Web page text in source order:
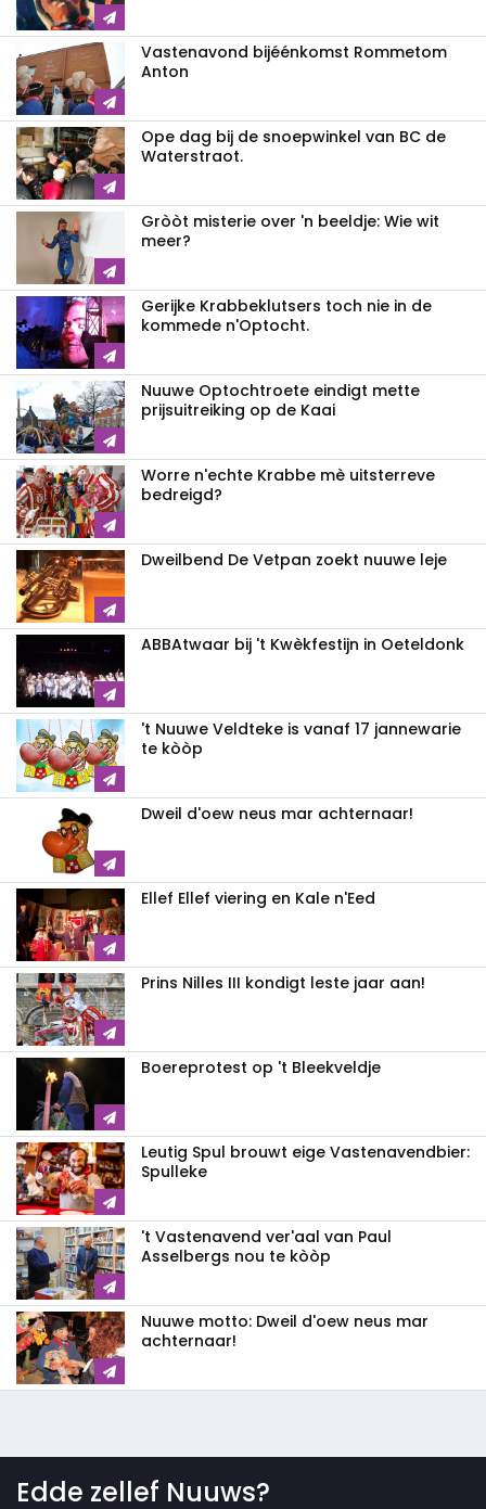
Vastenavond bijéénkomst Rommetom
Anton
Ope dag bij de snoepwinkel van BC de
Waterstraot.
Gròòt misterie over 'n beeldje: Wie wit
meer?
Gerijke Krabbeklutsers toch nie in de
kommede n'Optocht.
Nuuwe Optochtroete eindigt mette
prijsuitreiking op de Kaai
Worre n'echte Krabbe mè uitsterreve
bedreigd?
Dweilbend De Vetpan zoekt nuuwe leje
ABBAtwaar bij 't Kwèkfestijn in Oeteldonk
't Nuuwe Veldteke is vanaf 17 jannewarie
te kòòp
Dweil d'oew neus mar achternaar!
Ellef Ellef viering en Kale n'Eed
Prins Nilles III kondigt leste jaar aan!
Boereprotest op 't Bleekveldje
Leutig Spul brouwt eige Vastenavendbier:
Spulleke
't Vastenavend ver'aal van Paul
Asselbergs nou te kòòp
Nuuwe motto: Dweil d'oew neus mar
achternaar!
Edde zellef Nuuws?